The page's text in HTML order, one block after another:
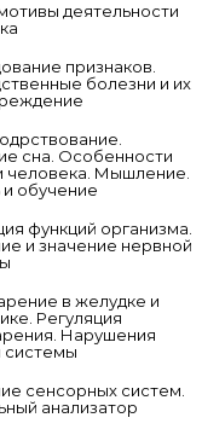
деятельности
признаков.
болезни и их
сна. Особенности
человека. Мышление.
обучение
функций организма.
и значение нервной
в желудке и
Регуляция
Нарушения
системы
сенсорных систем.
анализатор